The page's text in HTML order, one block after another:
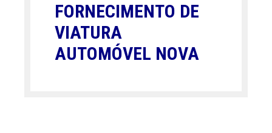
FORNECIMENTO DE
VIATURA
AUTOMÓVEL NOVA